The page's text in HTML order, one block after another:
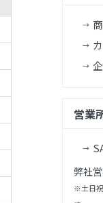
営業
弊社
※土日